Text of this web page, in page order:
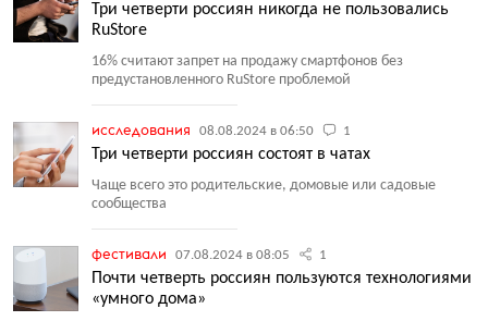
Три четверти россиян никогда не пользовались
RuStore
16% считают запрет на продажу смартфонов без
предустановленного RuStore проблемой
исследования 08.08.2024 в 06:50 1
Три четверти россиян состоят в чатах
Чаще всего это родительские, домовые или садовые
сообщества
фестивали 07.08.2024 в 08:05 1
Почти четверть россиян пользуются технологиями
«умного дома»